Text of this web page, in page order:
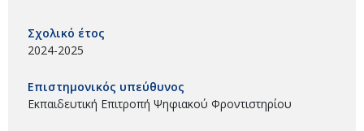
Σχολικό έτος
2024-2025
Επιστημονικός υπεύθυνος
Εκπαιδευτική Επιτροπή Ψηφιακού Φροντιστηρίου